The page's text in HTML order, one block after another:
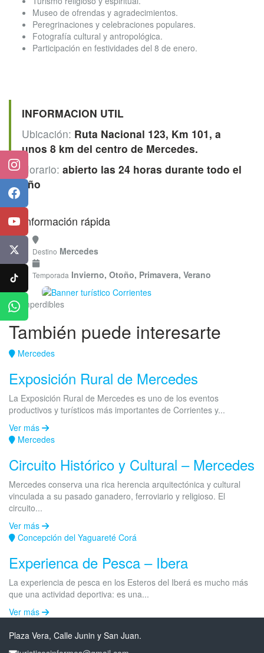
Instagram
YouTube
X
TikTok
WhatsApp
Museo de ofrendas y agradecimientos.
Peregrinaciones y celebraciones populares.
Fotografía cultural y antropológica.
Participación en festividades del 8 de enero.
INFORMACION UTIL
Ubicación: Ruta Nacional 123, Km 101, a
unos 8 km del centro de Mercedes.
Horario: abierto las 24 horas durante todo el
año
Información rápida
Destino Mercedes
Temporada Invierno, Otoño, Primavera, Verano
Imperdibles
También puede interesarte
Mercedes
Exposición Rural de Mercedes
La Exposición Rural de Mercedes es uno de los eventos
productivos y turísticos más importantes de Corrientes y...
Ver más
Mercedes
Circuito Histórico y Cultural – Mercedes
Mercedes conserva una rica herencia arquitectónica y cultural
vinculada a su pasado ganadero, ferroviario y religioso. El
circuito...
Ver más
Concepción del Yaguareté Corá
Experienca de Pesca – Ibera
La experiencia de pesca en los Esteros del Iberá es mucho más
que una actividad deportiva: es una...
Ver más
Plaza Vera, Calle Junin y San Juan.